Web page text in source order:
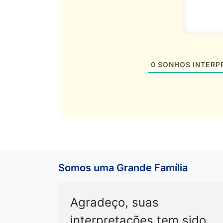
0 SONHOS
Somos uma Grande Família
Agradeço, suas